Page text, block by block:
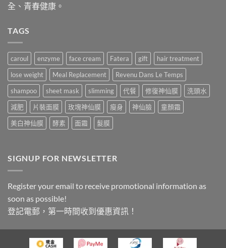
選
全、青春健康。
TAGS
caroul enzyme face cream Fatera gift
hair treatment
lose weight
Meal Replacement
Revenu Dans Le Temps
shampoo
sheet mask slimming 代餐 修復神仙膜
洗頭水
減肥
片裝面膜 玫塊神仙膜 瘦身 神仙臉
童顏霜
美白神仙膜
酵素 面霜 髮膜
SIGNUP FOR NEWSLETTER
Register your email to receive promotional information as
soon as possible!
登記電郵，第一時間收到優惠資訊！